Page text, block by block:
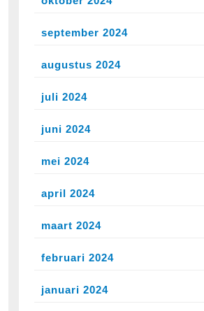
september 2024
augustus 2024
juli 2024
juni 2024
mei 2024
april 2024
maart 2024
februari 2024
januari 2024